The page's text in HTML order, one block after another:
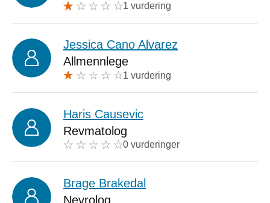
1 vurdering
Jessica Cano Alvarez
Allmennlege
1 vurdering
Haris Causevic
Revmatolog
0 vurderinger
Brage Brakedal
Nevrolog